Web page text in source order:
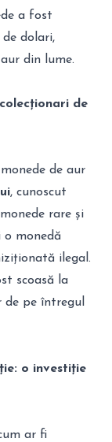
a fost
dolari,
din lume.
de
de aur
, cunoscut
rare și
monedă
ilegal.
scoasă la
pe întregul
o investiție
ar fi